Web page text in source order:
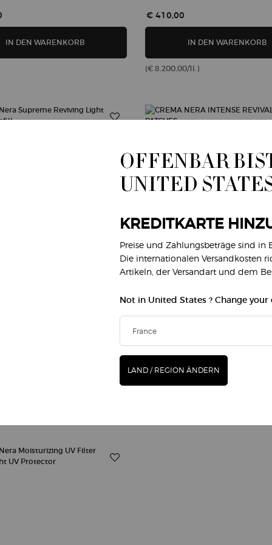
IN DEN WARENKORB CREMA NERA DUAL ESSENCE FOUNDATION 30 ML
€ 410,00
IN DEN WARENKORB
(€ 8.200,00/1l.)
CREMA NERA SUPREME REVIVING LIGHT CREAM -
PATCHES
6 patches
€ 140,00
AUSVERKAUFT
OFFENBAR
UNITED
KREDITKARTE
Preise und Zahlungsbeträge sind in
Die internationalen Versandkosten
Artikeln, der Versandart und dem
Not in United States ? Change
LAND / REGION ÄNDERN